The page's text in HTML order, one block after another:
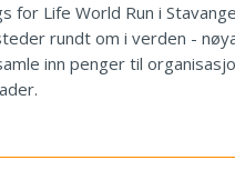
for Life World Run i
rundt om i verden -
inn penger til